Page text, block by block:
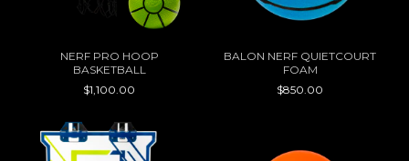
NERF PRO HOOP
BASKETBALL
$1,100.00
BALON NERF QUIETCOURT
FOAM
$850.00